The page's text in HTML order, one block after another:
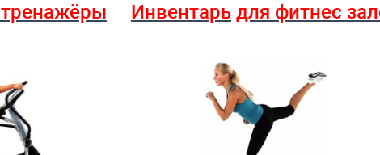
тренажёры Инвентарь для фитнес